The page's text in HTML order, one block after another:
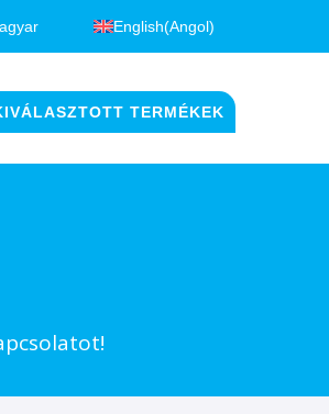
English(Angol)
TERMÉKEK